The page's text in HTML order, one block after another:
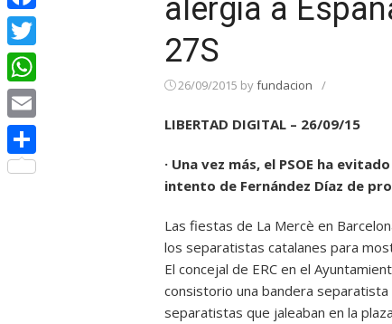
alergia a
27S
26/09/2015 byfundacion /
LIBERTAD DIGITAL – 26/09/15
· Una vez más, el PSOE ha
intento de Fernández Díaz de
Las fiestas de La Mercè en
los separatistas catalanes para
El concejal de ERC en el
consistorio una bandera
separatistas que jaleaban en la
Facebook
Twitter
WhatsApp
Email
Compartir